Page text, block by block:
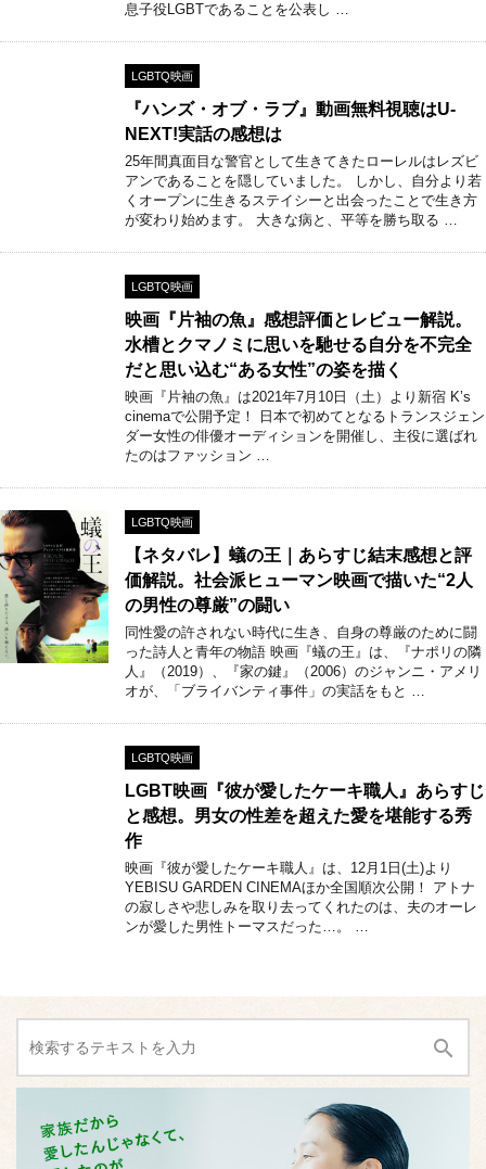
息子役LGBTであることを公表し …
LGBTQ映画
『ハンズ・オブ・ラブ』動画無料視聴はU-
NEXT!実話の感想は
25年間真面目な警官として生きてきたローレルはレズビ
アンであることを隠していました。 しかし、自分より若
くオープンに生きるステイシーと出会ったことで生き方
が変わり始めます。 大きな病と、平等を勝ち取る …
LGBTQ映画
映画『片袖の魚』感想評価とレビュー解説。
水槽とクマノミに思いを馳せる自分を不完全
だと思い込む“ある女性”の姿を描く
映画『片袖の魚』は2021年7月10日（土）より新宿 K’s
cinemaで公開予定！ 日本で初めてとなるトランスジェン
ダー女性の俳優オーディションを開催し、主役に選ばれ
たのはファッション …
LGBTQ映画
【ネタバレ】蟻の王｜あらすじ結末感想と評
価解説。社会派ヒューマン映画で描いた“2人
の男性の尊厳”の闘い
同性愛の許されない時代に生き、自身の尊厳のために闘
った詩人と青年の物語 映画『蟻の王』は、『ナポリの隣
人』（2019）、『家の鍵』（2006）のジャンニ・アメリ
オが、「ブライバンティ事件」の実話をもと …
LGBTQ映画
LGBT映画『彼が愛したケーキ職人』あらすじ
と感想。男女の性差を超えた愛を堪能する秀
作
映画『彼が愛したケーキ職人』は、12月1日(土)より
YEBISU GARDEN CINEMAほか全国順次公開！ アトナ
の寂しさや悲しみを取り去ってくれたのは、夫のオーレ
ンが愛した男性トーマスだった…。 …